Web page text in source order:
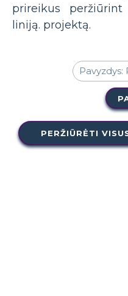
prireikus
liniją. projektą.
PERŽIŪRĖTI